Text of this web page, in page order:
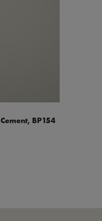
Cement, BP154